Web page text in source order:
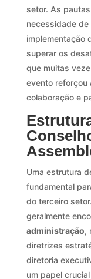
setor. As
necessidade
implementação
superar os
que muitas
evento reforçou
colaboração e
Uma estrutura
fundamental
do terceiro
geralmente
administração,
diretrizes
diretoria
um papel